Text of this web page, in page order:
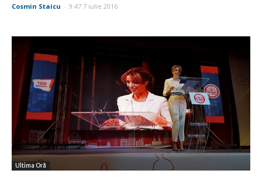
Cosmin Staicu - 9:47 7 iulie 2016
Ultima Oră